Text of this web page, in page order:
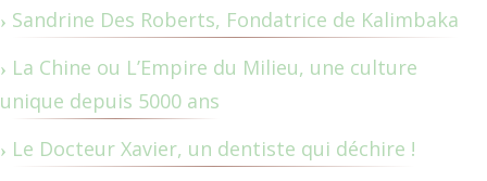
Sandrine Des Roberts, Fondatrice de Kalimbaka
La Chine ou L’Empire du Milieu, une culture
unique depuis 5000 ans
Le Docteur Xavier, un dentiste qui déchire !